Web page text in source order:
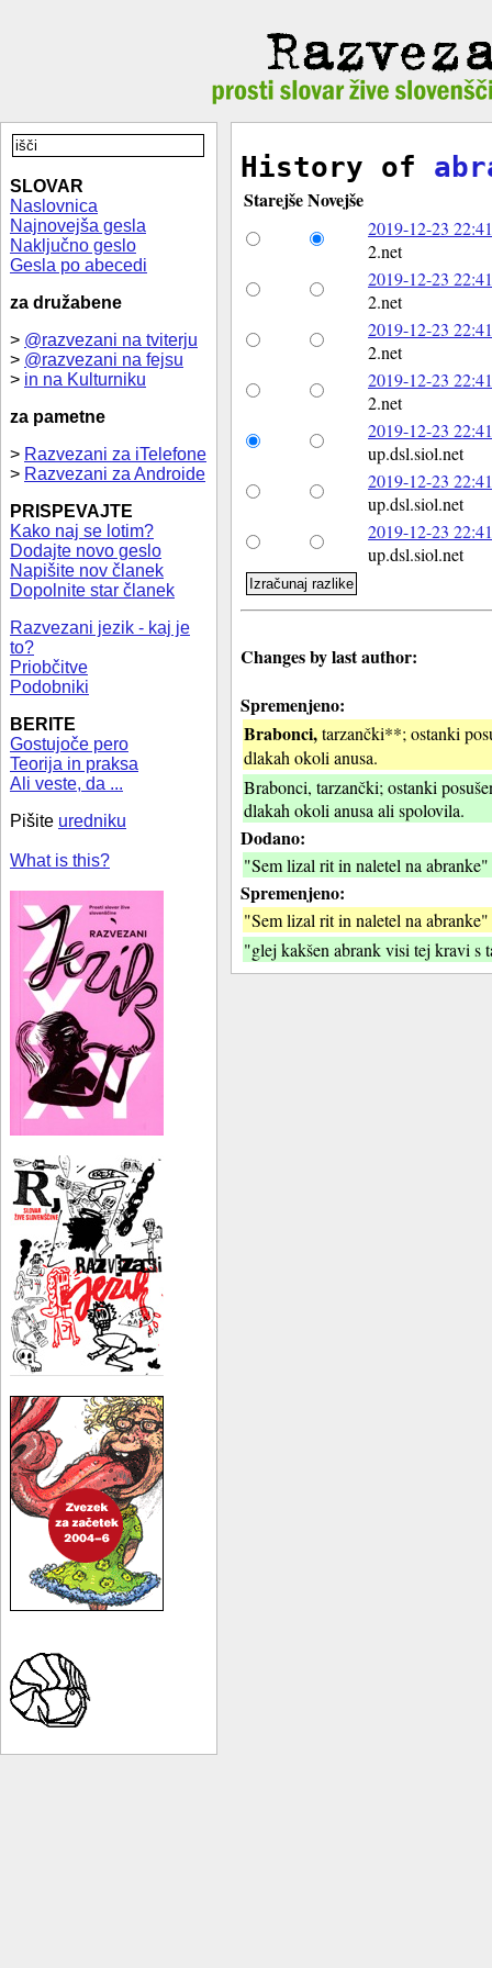
SLOVAR
Naslovnica
Najnovejša gesla
Naključno geslo
Gesla po abecedi
za družabene
> @razvezani na tviterju
> @razvezani na fejsu
> in na Kulturniku
za pametne
> Razvezani za iTelefone
> Razvezani za Androide
PRISPEVAJTE
Kako naj se lotim?
Dodajte novo geslo
Napišite nov članek
Dopolnite star članek
Razvezani jezik - kaj je
to?
Priobčitve
Podobniki
BERITE
Gostujoče pero
Teorija in praksa
Ali veste, da ...
Pišite uredniku
What is this?
History of
StarejšeNovejše
2019-12-23
2.net
2019-12-23
2.net
2019-12-23
2.net
2019-12-23
2.net
2019-12-23
up.dsl.siol.net
2019-12-23
up.dsl.siol.net
2019-12-23
up.dsl.siol.net
Changes by last author:
Spremenjeno:
Brabonci,tarzančki**; ostanki
dlakah okoli anusa.
Brabonci, tarzančki; ostanki
dlakah okoli anusa ali spolovila.
Dodano:
"Sem lizal rit in naletel na abranke"
Spremenjeno:
"Sem lizal rit in naletel na abranke"
"glej kakšen abrank visi tej kravi s